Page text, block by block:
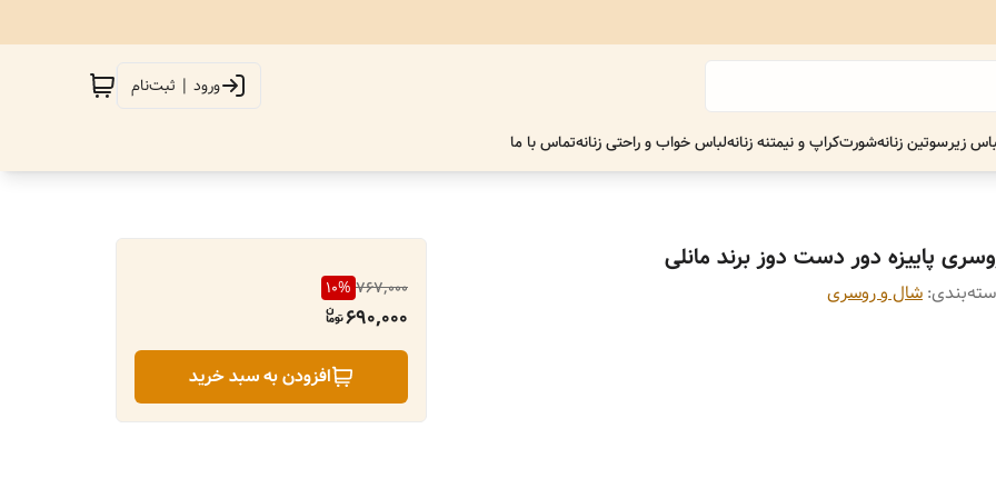
ورود | ثبت‌نام
زیرسوتین زنانهشورتکراپ و نیمتنه زنانهلباس خواب و راحتی زنانهتماس با ما
پاییزه دور دست دوز برند مانلی
: شال و روسری 767,000
10%
690,000
افزودن به سبد خرید